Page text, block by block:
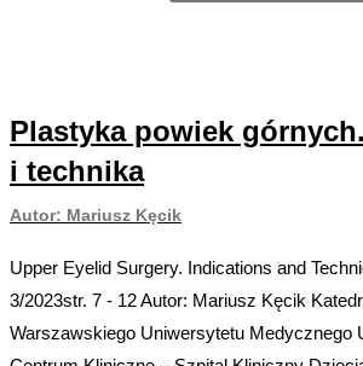
Plastyka powiek
i technika
Autor: Mariusz Kęcik
Upper Eyelid Surgery. Indications and
3/2023str. 7 - 12 Autor: Mariusz Kęcik
Warszawskiego Uniwersytetu Medycznego